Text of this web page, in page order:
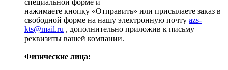
специальной форме и
нажимаете кнопку «Отправить» или присылаете заказ в
свободной форме на нашу электронную почту azs-
kts@mail.ru , дополнительно приложив к письму
реквизиты вашей компании.
Физические лица: